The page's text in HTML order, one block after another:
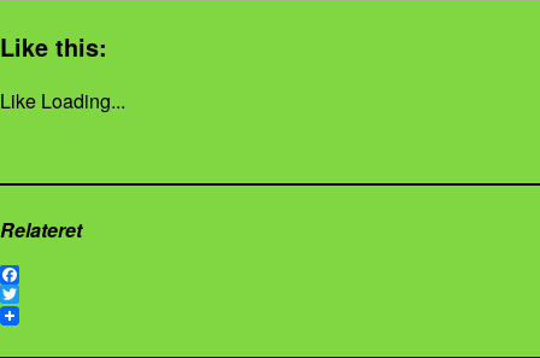
Like this:
Like Loading...
Relateret
F
a
c
e
T
w
i